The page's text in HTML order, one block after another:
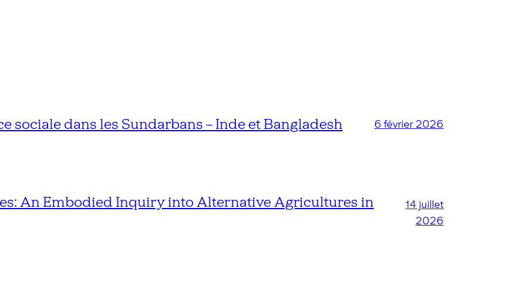
sociale dans les Sundarbans – Inde et Bangladesh 6 février 2026
An Embodied Inquiry into Alternative Agricultures in
14 juillet
2026